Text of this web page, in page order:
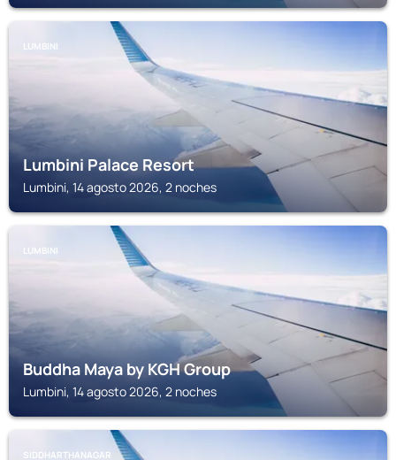
LUMBINI
Lumbini Palace Resort
Lumbini, 14 agosto 2026, 2 noches
LUMBINI
Buddha Maya by KGH Group
Lumbini, 14 agosto 2026, 2 noches
SIDDHARTHANAGAR